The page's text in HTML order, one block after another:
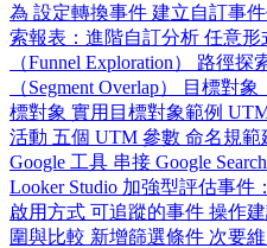
為 設定轉換事件 建立自訂事
索報表：進階自訂分析 任意形
（Funnel Exploration） 路徑探
（Segment Overlap）
目標對象
標對象 實用目標對象範例
活動 五個 UTM 參數 命名規範
Google 工具 串接 Google
Looker Studio 加強型評估事件
啟用方式 可追蹤的事件 操作
圍與比較 新增篩選條件 次要